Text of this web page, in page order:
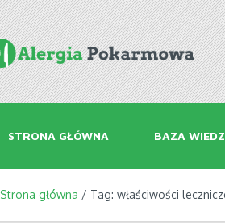
STRONA GŁÓWNA BAZA
Strona główna / Tag: właściwości